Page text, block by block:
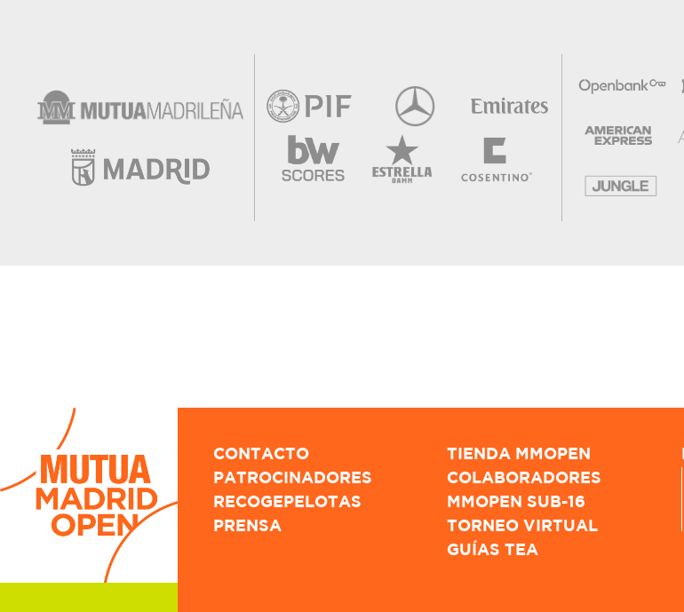
CONTACTO
PATROCINADORES
RECOGEPELOTAS
PRENSA
TIENDA MMOPEN
COLABORADORES
MMOPEN SUB-16
TORNEO VIRTUAL
GUÍAS TEA